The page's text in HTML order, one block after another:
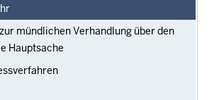
mündlichen Verhandlung über den
Hauptsache